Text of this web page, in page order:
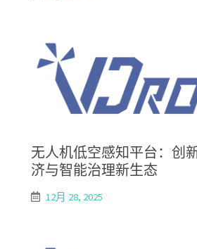
无人机低空感知平台：创
济与智能治理新生态
12月 28, 2025